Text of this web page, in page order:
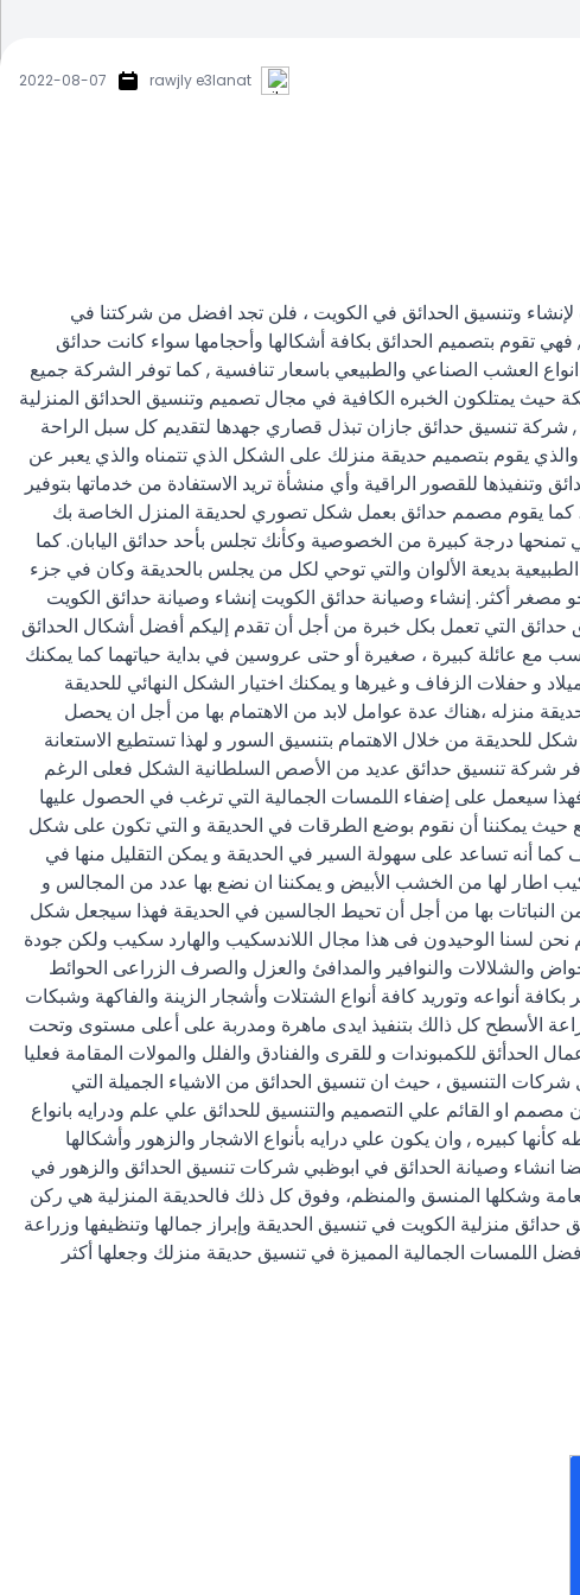
rawjly e3lanat
2022-08-07
وتنسيق الحدائق في الكويت ، فلن تجد افضل من شركتنا في
تقوم بتصميم الحدائق بكافة أشكالها وأحجامها سواء كانت حدائق
العشب الصناعي والطبيعي باسعار تنافسية , كما توفر الشركة جميع
يمتلكون الخبره الكافية في مجال تصميم وتنسيق الحدائق المنزلية
شركة تنسيق حدائق جازان تبذل قصاري جهدها لتقديم كل سبل الراحة
يقوم بتصميم حديقة منزلك على الشكل الذي تتمناه والذي يعبر عن
للقصور الراقية وأي منشأة تريد الاستفادة من خدماتها بتوفير
يقوم مصمم حدائق بعمل شكل تصوري لحديقة المنزل الخاصة بك
تمنحها درجة كبيرة من الخصوصية وكأنك تجلس بأحد حدائق اليابان. كما
بديعة الألوان والتي توحي لكل من يجلس بالحديقة وكان في جزء
مصغر أكثر. إنشاء وصيانة حدائق الكويت إنشاء وصيانة حدائق الكويت
حدائق التي تعمل بكل خبرة من أجل أن تقدم إليكم أفضل أشكال الحدائق
مع عائلة كبيرة ، صغيرة أو حتى عروسين في بداية حياتهما كما يمكنك
و حفلات الزفاف و غيرها و يمكنك اختيار الشكل النهائي للحديقة
منزله ،هناك عدة عوامل لابد من الاهتمام بها من أجل ان يحصل
للحديقة من خلال الاهتمام بتنسيق السور و لهذا تستطيع الاستعانة
شركة تنسيق حدائق عديد من الأصص السلطانية الشكل فعلى الرغم
سيعمل على إضفاء اللمسات الجمالية التي ترغب في الحصول عليها
حيث يمكننا أن نقوم بوضع الطرقات في الحديقة و التي تكون على شكل
أنه تساعد على سهولة السير في الحديقة و يمكن التقليل منها في
اطار لها من الخشب الأبيض و يمكننا ان نضع بها عدد من المجالس و
بها من أجل أن تحيط الجالسين في الحديقة فهذا سيجعل شكل
نحن لسنا الوحيدون فى هذا مجال اللاندسكيب والهارد سكيب ولكن جودة
والشلالات والنوافير والمدافئ والعزل والصرف الزراعى الحوائط
أنواعه وتوريد كافة أنواع الشتلات وأشجار الزينة والفاكهة وشبكات
الأسطح كل ذالك بتنفيذ ايدى ماهرة ومدربة على أعلى مستوى وتحت
للكمبوندات و للقرى والفنادق والفلل والمولات المقامة فعليا
التنسيق ، حيث ان تنسيق الحدائق من الاشياء الجميلة التي
او القائم علي التصميم والتنسيق للحدائق علي علم ودرايه بانواع
كبيره , وان يكون علي درايه بأنواع الاشجار والزهور وأشكالها
انشاء وصيانة الحدائق في ابوظبي شركات تنسيق الحدائق والزهور في
وشكلها المنسق والمنظم، وفوق كل ذلك فالحديقة المنزلية هي ركن
منزلية الكويت في تنسيق الحديقة وإبراز جمالها وتنظيفها وزراعة
اللمسات الجمالية المميزة في تنسيق حديقة منزلك وجعلها أكثر